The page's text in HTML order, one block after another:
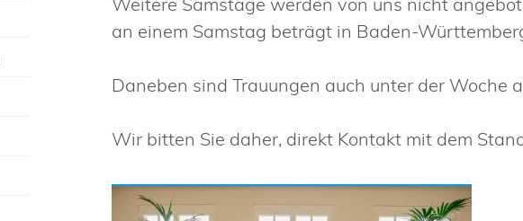
an einem Samstag beträgt in Baden-
Daneben sind Trauungen auch unter der Woche
Wir bitten Sie daher, direkt Kontakt mit dem